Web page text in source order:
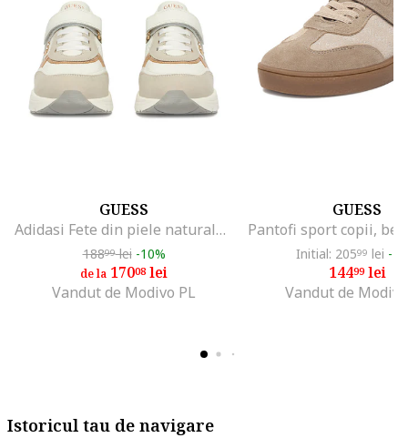
GUESS
Adidasi Fete din piele naturala, Alb
18899lei -10%
de la 17008 lei
Vandut de Modivo PL
GUESS
Initial: 20599 lei -
14499lei
Vandut de
Istoricul tau de navigare